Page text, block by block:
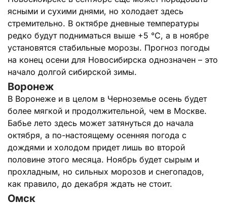
ясными и сухими днями, но холодает здесь
стремительно. В октябре дневные температуры
редко будут подниматься выше +5 °C, а в ноябре
установятся стабильные морозы. Прогноз погоды
на конец осени для Новосибирска однозначен – это
начало долгой сибирской зимы.
Воронеж
В Воронеже и в целом в Черноземье осень будет
более мягкой и продолжительной, чем в Москве.
Бабье лето здесь может затянуться до начала
октября, а по-настоящему осенняя погода с
дождями и холодом придет лишь во второй
половине этого месяца. Ноябрь будет сырым и
прохладным, но сильных морозов и снегопадов,
как правило, до декабря ждать не стоит.
Омск